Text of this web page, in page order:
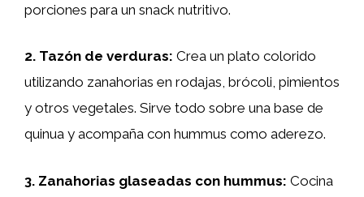
porciones para un snack nutritivo.
2. Tazón de verduras: Crea un plato colorido
utilizando zanahorias en rodajas, brócoli, pimientos
y otros vegetales. Sirve todo sobre una base de
quinua y acompaña con hummus como aderezo.
3. Zanahorias glaseadas con hummus: Cocina